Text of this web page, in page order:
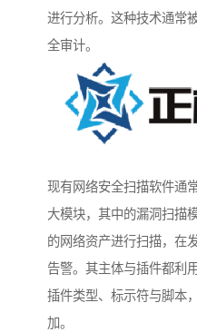
进行分析。这种技术通常
全审计。
现有网络安全扫描软件通
大模块，其中的漏洞扫描
的网络资产进行扫描，在
告警。其主体与插件都利
插件类型、标示符与脚本
加。